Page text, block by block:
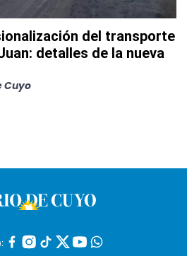
del transporte
detalles de la nueva
Cuyo